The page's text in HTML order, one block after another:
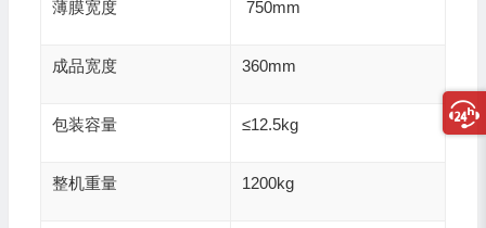
薄膜宽度 750mm
成品宽度 360mm
包装容量 ≤12.5kg
整机重量 1200kg